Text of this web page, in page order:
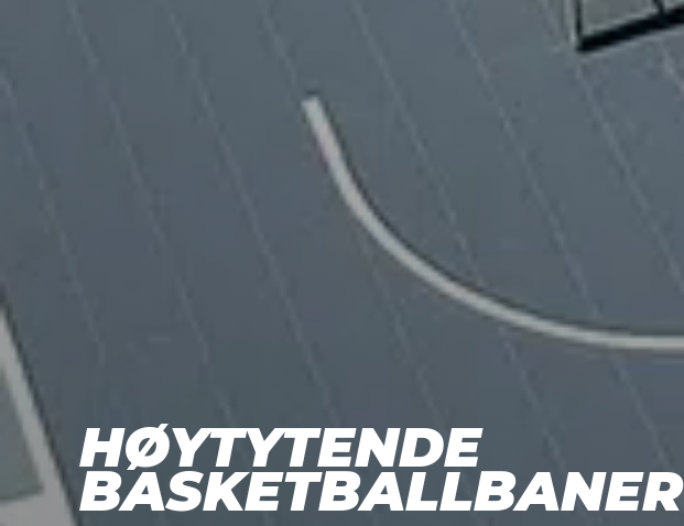
HØYTYTENDE
BASKETBALLBANER